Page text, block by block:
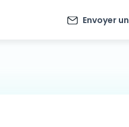
Envoyer